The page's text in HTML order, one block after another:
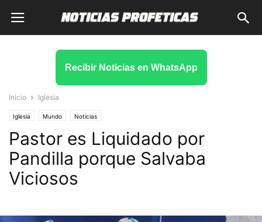
Recibir Noticias en WhatsApp
Inicio Iglesia
Iglesia Mundo Noticias
Pastor es Liquidado por
Pandilla porque Salvaba
Viciosos